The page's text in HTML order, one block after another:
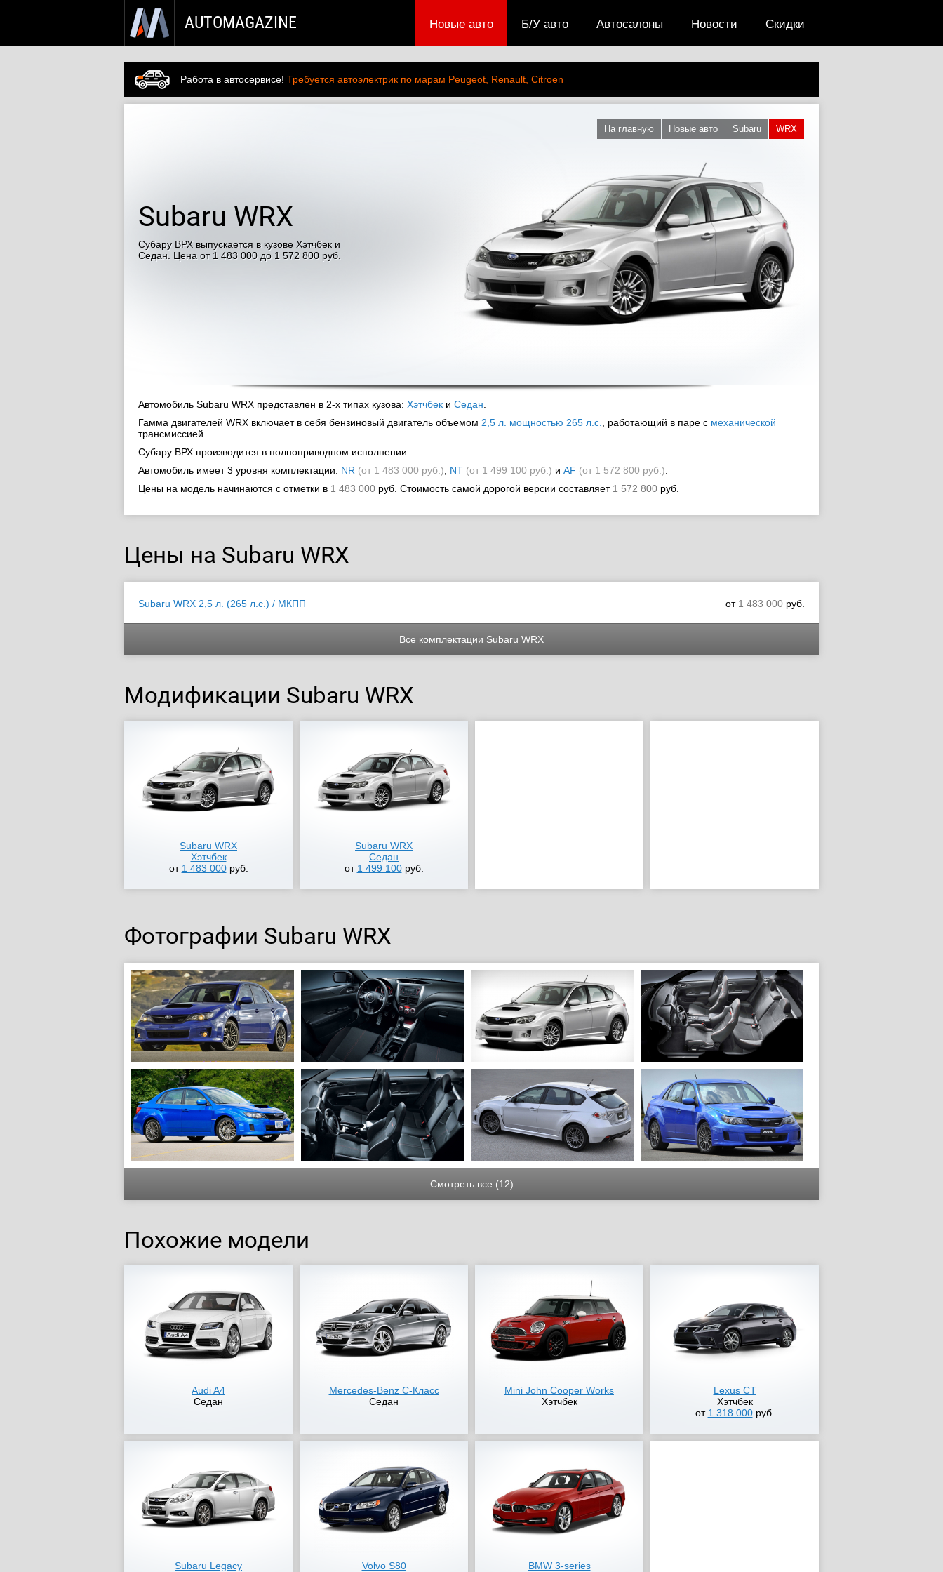
AUTOMAGAZINE Скидки
Новости
Автосалоны
Б/У авто
Новые авто
Работа в автосервисе! Требуется автоэлектрик по марам Peugeot, Renault, Citroen
На главную Новые авто Subaru WRX
Subaru WRX
Субару ВРХ выпускается в кузове Хэтчбек и
Седан. Цена от 1 483 000 до 1 572 800 руб.
Автомобиль Subaru WRX представлен в 2-х типах кузова: Хэтчбек и Седан
Гамма двигателей WRX включает в себя бензиновый двигатель объемом 2,5 л. мощностью 265 л.c. , работающий в паре с механической
трансмиссией.
Субару ВРХ производится в полноприводном исполнении.
Автомобиль имеет 3 уровня комплектации: NR (от 1 483 000 руб.) NT (от 1 499 100 руб.) и AF (от 1 572 800 руб.)
Цены на модель начинаются с отметки в 1 483 000 руб. Стоимость самой дорогой версии составляет 1 572 800 руб.
Цены на Subaru WRX
от 1 483 000 руб.
Subaru WRX 2,5 л. (265 л.с.) / МКПП
Все комплектации Subaru WRX
Модификации Subaru WRX
Subaru WRX
Хэтчбек
от 1 483 000руб.
Subaru WRX
Седан
от 1 499 100руб.
Фотографии Subaru WRX
Смотреть все (12)
Похожие модели
Audi A4
Седан
Mercedes-Benz C-Класс
Седан
Mini John Cooper Works
Хэтчбек
Lexus CT
Хэтчбек
от 1 318 000руб.
Subaru Legacy
Volvo S80
BMW 3-series